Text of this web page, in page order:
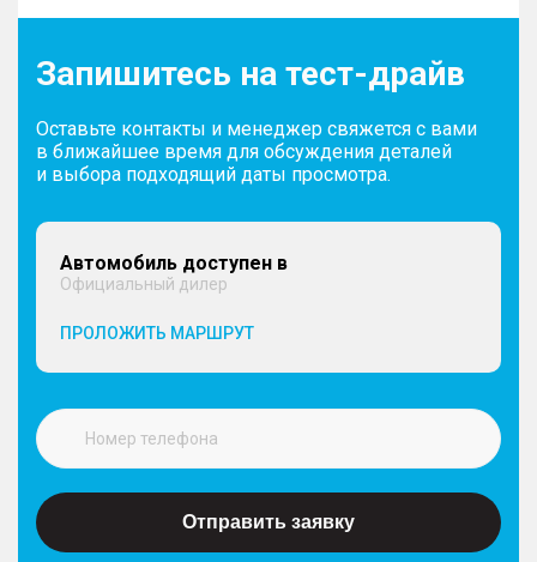
Запишитесь на тест-драйв
Оставьте контакты и менеджер свяжется с вами
в ближайшее время для обсуждения деталей
и выбора подходящий даты просмотра.
Автомобиль доступен в
Официальный дилер
ПРОЛОЖИТЬ МАРШРУТ
Отправить заявку